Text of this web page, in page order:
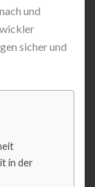
und
sicher und
in der